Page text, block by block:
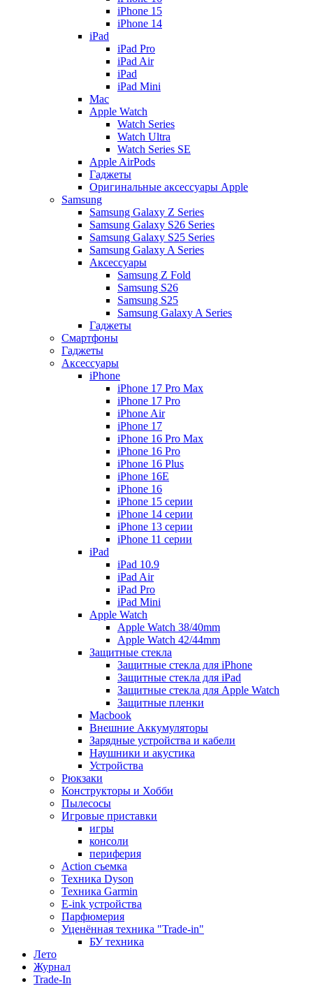
iPhone 15
iPhone 14
iPad
iPad Pro
iPad Air
iPad
iPad Mini
Mac
Apple Watch
Watch Series
Watch Ultra
Watch Series SE
Apple AirPods
Гаджеты
Оригинальные аксессуары Apple
Samsung
Samsung Galaxy Z Series
Samsung Galaxy S26 Series
Samsung Galaxy S25 Series
Samsung Galaxy A Series
Аксессуары
Samsung Z Fold
Samsung S26
Samsung S25
Samsung Galaxy A Series
Гаджеты
Смартфоны
Гаджеты
Аксессуары
iPhone
iPhone 17 Pro Max
iPhone 17 Pro
iPhone Air
iPhone 17
iPhone 16 Pro Max
iPhone 16 Pro
iPhone 16 Plus
iPhone 16E
iPhone 16
iPhone 15 серии
iPhone 14 серии
iPhone 13 серии
iPhone 11 серии
iPad
iPad 10.9
iPad Air
iPad Pro
iPad Mini
Apple Watch
Apple Watch 38/40mm
Apple Watch 42/44mm
Защитные стекла
Защитные стекла для iPhone
Защитные стекла для iPad
Защитные стекла для Apple Watch
Защитные пленки
Macbook
Внешние Аккумуляторы
Зарядные устройства и кабели
Наушники и акустика
Устройства
Рюкзаки
Конструкторы и Хобби
Пылесосы
Игровые приставки
игры
консоли
периферия
Action съемка
Техника Dyson
Техника Garmin
E-ink устройства
Парфюмерия
Уценённая техника "Trade-in"
БУ техника
Лето
Журнал
Trade-In